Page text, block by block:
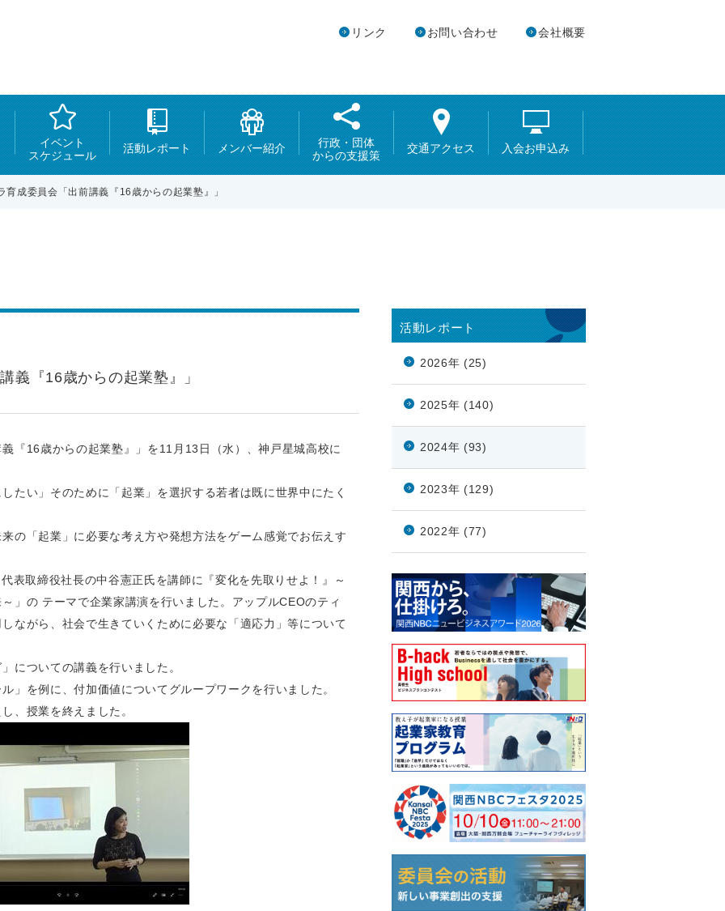
イベント
スケジュール
活動レポート メンバー紹介
行政・団体
からの支援策
交通アクセス 入会お申込み
リンク お問い合わせ 会社概要
育成委員会「出前講義『16歳からの起業塾』」
義『16歳からの起業塾』」
『16歳からの起業塾』」を11月13日（水）、神戸星城高校に
たい」そのために「起業」を選択する若者は既に世界中にたく
の「起業」に必要な考え方や発想方法をゲーム感覚でお伝えす
表取締役社長の中谷憲正氏を講師に『変化を先取りせよ！』～
」の テーマで企業家講演を行いました。アップルCEOのティ
ながら、社会で生きていくために必要な「適応力」等について
についての講義を行いました。
」を例に、付加価値についてグループワークを行いました。
、授業を終えました。
活動レポート
2026年 (25)
2025年 (140)
2024年 (93)
2023年 (129)
2022年 (77)